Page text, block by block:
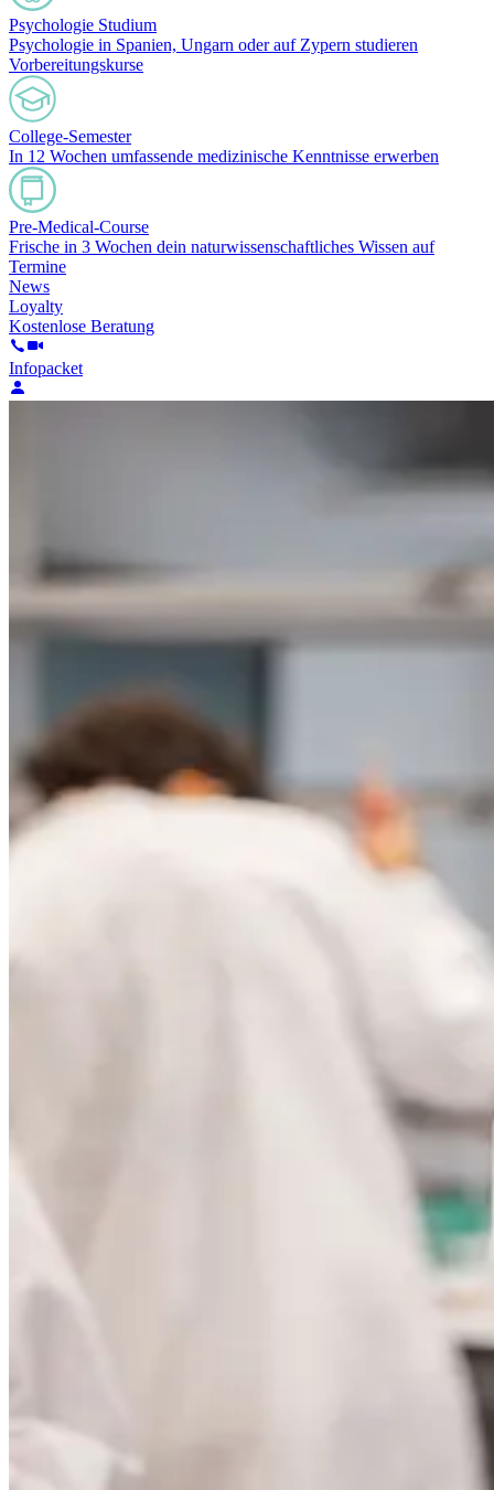
Psychologie Studium
Psychologie in Spanien, Ungarn oder auf Zypern studieren
Vorbereitungskurse
College-Semester
In 12 Wochen umfassende medizinische Kenntnisse erwerben
Pre-Medical-Course
Frische in 3 Wochen dein naturwissenschaftliches Wissen auf
Termine
News
Loyalty
Kostenlose Beratung
Infopacket